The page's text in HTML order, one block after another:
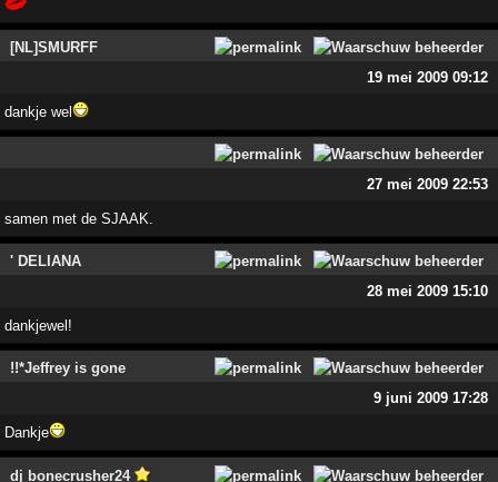
[NL]SMURFF
19 mei 2009 09:12
dankje wel
27 mei 2009 22:53
samen met de SJAAK.
' DELIANA
28 mei 2009 15:10
dankjewel!
!!*Jeffrey is gone
9 juni 2009 17:28
Dankje
dj bonecrusher24